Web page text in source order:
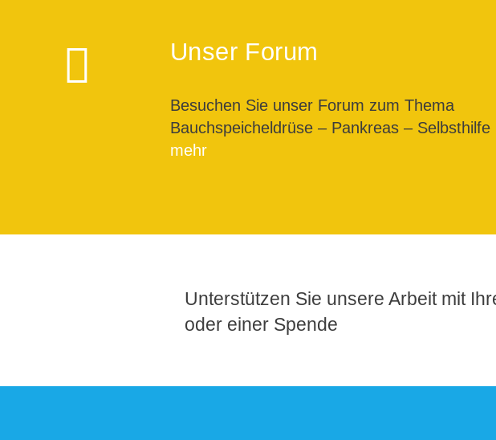
Unser Forum
Besuchen Sie unser Forum zum Thema
Bauchspeicheldrüse – Pankreas – Selbsthilfe
mehr
Unterstützen Sie unsere Arbeit mit
oder einer Spende